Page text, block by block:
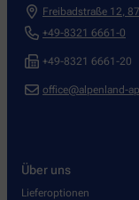
Freibadstraße 12,
+49-8321 6661-0
+49-8321 6661-20
office@alpenland-
Über uns
Lieferoptionen